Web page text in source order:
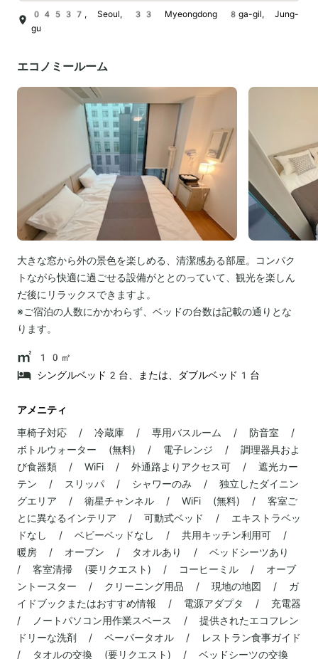
04537, Seoul, 33 Myeongdong 8ga-gil, Jung-
gu
エコノミールーム
大きな窓から外の景色を楽しめる、清潔感ある部屋。コンパク
トながら快適に過ごせる設備がととのっていて、観光を楽しん
だ後にリラックスできますよ。
※ご宿泊の人数にかかわらず、ベッドの台数は記載の通りとな
ります。
10㎡
シングルベッド2台、または、ダブルベッド1台
アメニティ
車椅子対応 / 冷蔵庫 / 専用バスルーム / 防音室 /
ボトルウォーター (無料) / 電子レンジ / 調理器具およ
び食器類 / WiFi / 外通路よりアクセス可 / 遮光カー
テン / スリッパ / シャワーのみ / 独立したダイニン
グエリア / 衛星チャンネル / WiFi (無料) / 客室ご
とに異なるインテリア / 可動式ベッド / エキストラベッ
ドなし / ベビーベッドなし / 共用キッチン利用可 /
暖房 / オーブン / タオルあり / ベッドシーツあり
/ 客室清掃 (要リクエスト) / コーヒーミル / オーブ
ントースター / クリーニング用品 / 現地の地図 / ガ
イドブックまたはおすすめ情報 / 電源アダプタ / 充電器
/ ノートパソコン用作業スペース / 提供されたエコフレン
ドリーな洗剤 / ペーパータオル / レストラン食事ガイド
/ タオルの交換 (要リクエスト) / ベッドシーツの交換